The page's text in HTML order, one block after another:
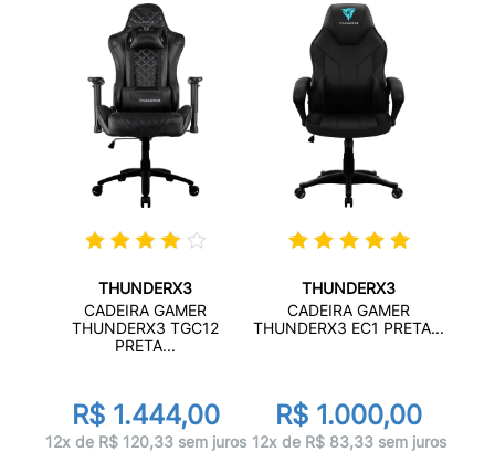
THUNDERX3
CADEIRA GAMER
THUNDERX3 TGC12
PRETA...
R$ 1.444,00
12x de R$ 120,33 sem juros
THUNDERX3
CADEIRA GAMER
THUNDERX3 EC1 PRETA...
R$ 1.000,00
12x de R$ 83,33 sem juros